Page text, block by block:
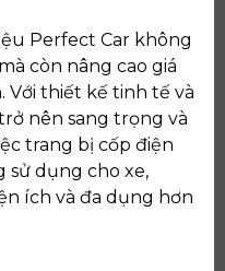
Perfect Car không
còn nâng cao giá
Với thiết kế tinh tế và
nên sang trọng và
trang bị cốp điện
sử dụng cho xe,
ích và đa dụng hơn